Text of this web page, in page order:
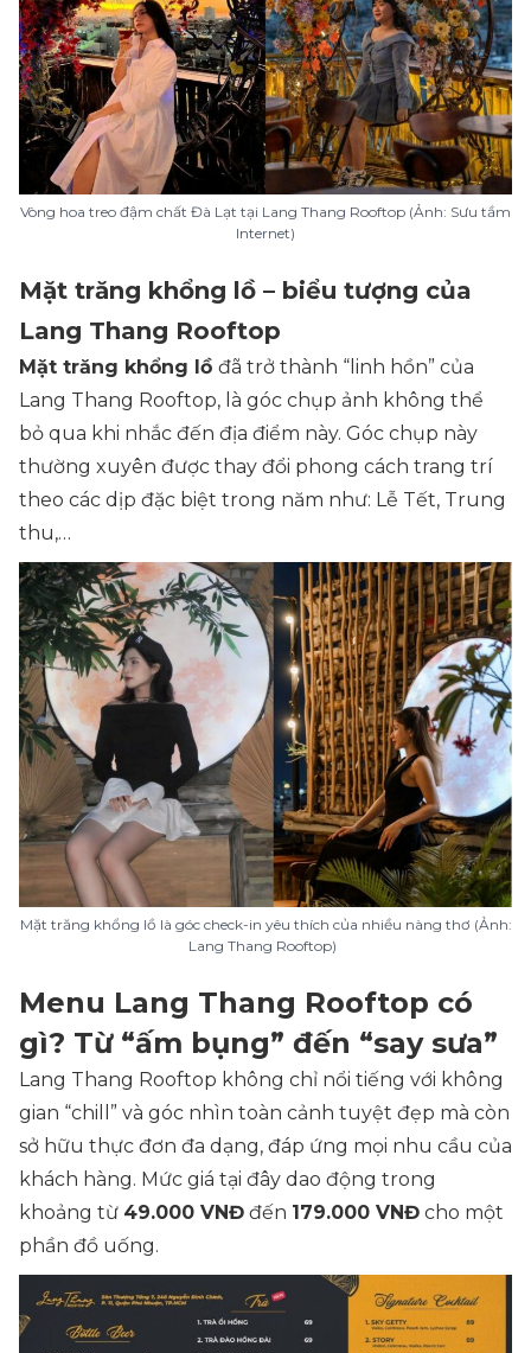
Vòng hoa treo đậm chất Đà Lạt tại Lang Thang Rooftop (Ảnh: Sưu tầm
Internet)
Mặt trăng khổng lồ – biểu tượng của
Lang Thang Rooftop
Mặt trăng khổng lồ đã trở thành “ linh hồn” của
Lang Thang Rooftop, là góc chụp ảnh không thể
bỏ qua khi nhắc đến địa điểm này. Góc chụp này
thường xuyên được thay đổi phong cách trang trí
theo các dịp đặc biệt trong năm như: Lễ Tết, Trung
thu,…
Mặt trăng khổng lồ là góc check-in yêu thích của nhiều nàng thơ (Ảnh:
Lang Thang Rooftop)
Menu Lang Thang Rooftop có
gì? Từ “ấm bụng” đến “say sưa”
Lang Thang Rooftop không chỉ nổi tiếng với không
gian “chill ” và góc nhìn toàn cảnh tuyệt đẹp mà còn
sở hữu thực đơn đa dạng, đáp ứng mọi nhu cầu của
khách hàng. Mức giá tại đây dao động trong
khoảng từ 49.000 VNĐ đến 179.000 VNĐ cho một
phần đồ uống.